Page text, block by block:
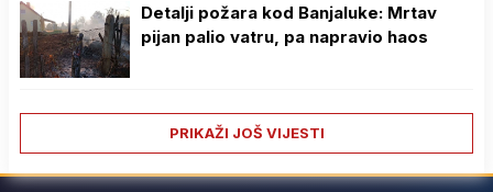
Detalji požara kod Banjaluke: Mrtav
pijan palio vatru, pa napravio haos
PRIKAŽI JOŠ VIJESTI